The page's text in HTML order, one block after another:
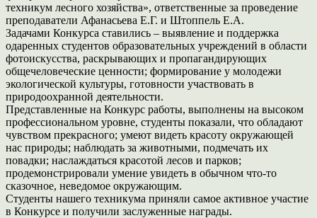
техникум лесного хозяйства», ответственные за проведение
преподаватели Афанасьева Е.Г. и Штоппель Е.А.
Задачами Конкурса ставились – выявление и поддержка
одаренных студентов образовательных учреждений в области
фотоискусства, раскрывающих и пропагандирующих
общечеловеческие ценности; формирование у молодежи
экологической культуры, готовности участвовать в
природоохранной деятельности.
Представленные на Конкурс работы, выполнены на высоком
профессиональном уровне, студенты показали, что обладают
чувством прекрасного; умеют видеть красоту окружающей
нас природы; наблюдать за животными, подмечать их
повадки; наслаждаться красотой лесов и парков;
продемонстрировали умение увидеть в обычном что-то
сказочное, неведомое окружающим.
Студенты нашего техникума приняли самое активное участие
в Конкурсе и получили заслуженные награды.